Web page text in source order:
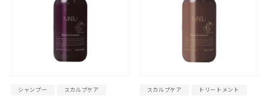
シャンプー スカルプケア スカルプケア トリートメント